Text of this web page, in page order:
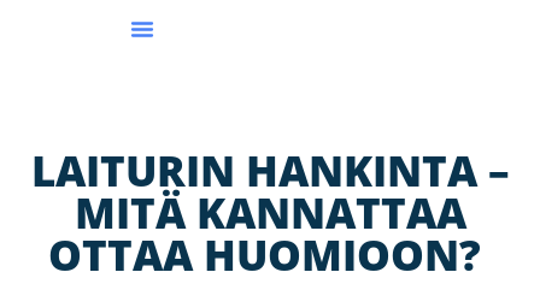
LAITURIN HANKINTA –
MITÄ KANNATTAA
OTTAA HUOMIOON?